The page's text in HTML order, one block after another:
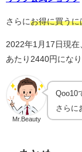
さらにお得に買うに
2022年1月17日現
あたり2440円にな
Mr.Beauty
Qoo10
さらに